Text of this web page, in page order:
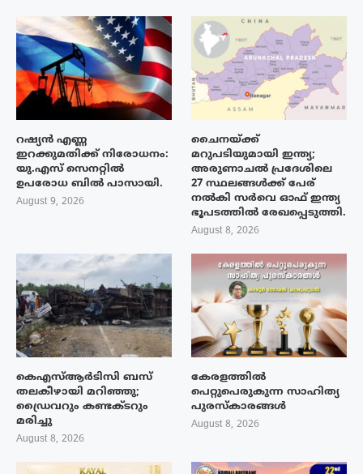
റഷ്യൻ എണ്ണ
ഇറക്കുമതിക്ക് നിരോധനം:
യു.എസ് സെനറ്റിൽ
ഉപരോധ ബിൽ പാസായി.
August 9, 2026
ചൈനയ്ക്ക്
മറുപടിയുമായി ഇന്ത്യ;
അരുണാചൽ പ്രദേശിലെ
27 സ്ഥലങ്ങൾക്ക് പേര്
നൽകി സർവെ ഓഫ് ഇന്ത്യ
ഭൂപടത്തിൽ രേഖപ്പെടുത്തി.
August 8, 2026
കെഎസ്ആർടിസി ബസ്
തലകീഴായി മറിഞ്ഞു;
ഡ്രൈവറും കണ്ടക്ടറും
മരിച്ചു
August 8, 2026
കേരളത്തിൽ
പെറ്റുപെരുകുന്ന സാഹിത്യ
പുരസ്‌കാരങ്ങൾ
August 8, 2026